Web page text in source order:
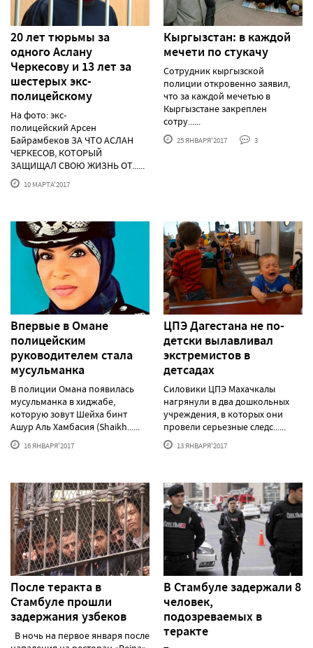
20 лет тюрьмы за
одного Аслану
Черкесову и 13 лет за
шестерых экс-
полицейскому
На фото: экс-
полицейский Арсен
Байрамбеков ЗА ЧТО АСЛАН
ЧЕРКЕСОВ, КОТОРЫЙ
ЗАЩИЩАЛ СВОЮ ЖИЗНЬ ОТ......
10 МАРТА'2017
Кыргызстан: в каждой
мечети по стукачу
Сотрудник кыргызской
полиции откровенно заявил,
что за каждой мечетью в
Кыргызстане закреплен
сотру......
25 ЯНВАРЯ'2017 3
Впервые в Омане
полицейским
руководителем стала
мусульманка
В полиции Омана появилась
мусульманка в хиджабе,
которую зовут Шейха бинт
Ашур Аль Хамбасия (Shaikh......
16 ЯНВАРЯ'2017
ЦПЭ Дагестана не по-
детски вылавливал
экстремистов в
детсадах
Силовики ЦПЭ Махачкалы
нагрянули в два дошкольных
учреждения, в которых они
провели серьезные следс......
13 ЯНВАРЯ'2017
После теракта в
Стамбуле прошли
задержания узбеков
В ночь на первое января после
В Стамбуле задержали 8
человек,
подозреваемых в
теракте